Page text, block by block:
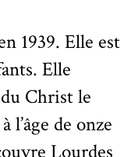
1939. Elle est
Elle
Christ le
l’âge de onze
Lourdes